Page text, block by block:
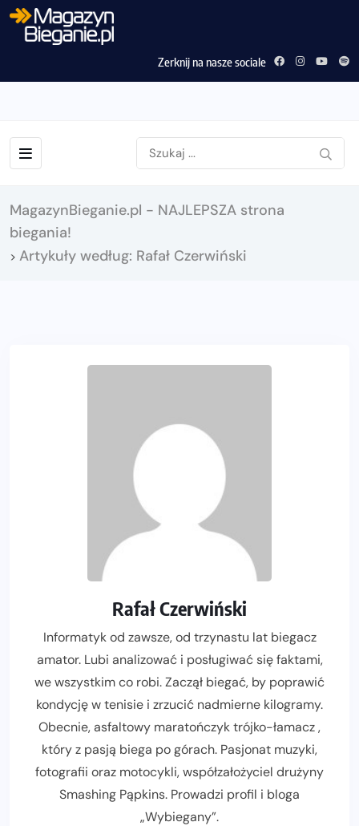
Zerknij na nasze sociale
MagazynBieganie.pl - NAJLEPSZA strona
biegania!
> Artykuły według: Rafał Czerwiński
Rafał Czerwiński
Informatyk od zawsze, od trzynastu lat biegacz
amator. Lubi analizować i posługiwać się faktami,
we wszystkim co robi. Zaczął biegać, by poprawić
kondycję w tenisie i zrzucić nadmierne kilogramy.
Obecnie, asfaltowy maratończyk trójko-łamacz ,
który z pasją biega po górach. Pasjonat muzyki,
fotografii oraz motocykli, współzałożyciel drużyny
Smashing Pąpkins. Prowadzi profil i bloga
„Wybiegany”.